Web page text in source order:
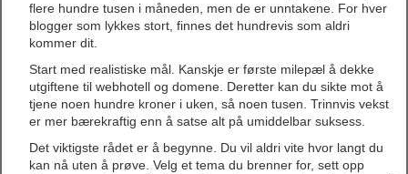
flere hundre tusen i måneden, men de er unntakene. For hver
blogger som lykkes stort, finnes det hundrevis som aldri
kommer dit.
Start med realistiske mål. Kanskje er første milepæl å dekke
utgiftene til webhotell og domene. Deretter kan du sikte mot å
tjene noen hundre kroner i uken, så noen tusen. Trinnvis vekst
er mer bærekraftig enn å satse alt på umiddelbar suksess.
Det viktigste rådet er å begynne. Du vil aldri vite hvor langt du
kan nå uten å prøve. Velg et tema du brenner for, sett opp